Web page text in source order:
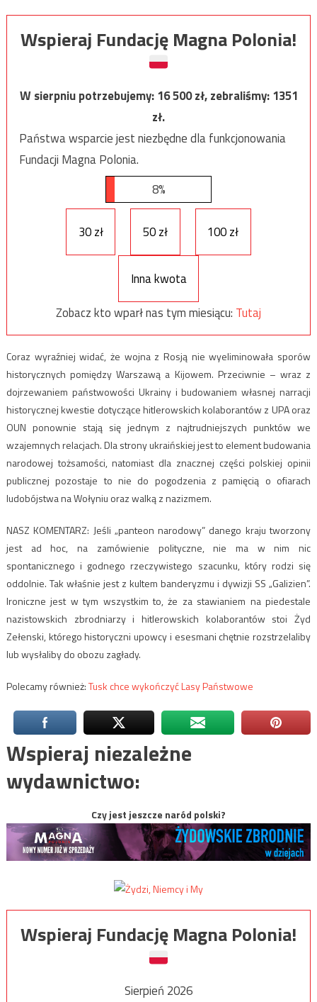
Wspieraj Fundację Magna Polonia!
W sierpniu potrzebujemy:16 500zł, zebraliśmy:1351
zł.
Państwa wsparcie jest niezbędne dla funkcjonowania
Fundacji Magna Polonia.
8%
30 zł 50 zł 100 zł
Inna kwota
Zobacz kto wparł nas tym miesiącu: Tutaj
Coraz wyraźniej widać, że wojna z Rosją nie wyeliminowała sporów
historycznych pomiędzy Warszawą a Kijowem. Przeciwnie – wraz z
dojrzewaniem państwowości Ukrainy i budowaniem własnej narracji
historycznej kwestie dotyczące hitlerowskich kolaborantów z UPA oraz
OUN ponownie stają się jednym z najtrudniejszych punktów we
wzajemnych relacjach. Dla strony ukraińskiej jest to element budowania
narodowej tożsamości, natomiast dla znacznej części polskiej opinii
publicznej pozostaje to nie do pogodzenia z pamięcią o ofiarach
ludobójstwa na Wołyniu oraz walką z nazizmem.
NASZ KOMENTARZ: Jeśli „panteon narodowy” danego kraju tworzony
jest ad hoc, na zamówienie polityczne, nie ma w nim nic
spontanicznego i godnego rzeczywistego szacunku, który rodzi się
oddolnie. Tak właśnie jest z kultem banderyzmu i dywizji SS „Galizien”.
Ironiczne jest w tym wszystkim to, że za stawianiem na piedestale
nazistowskich zbrodniarzy i hitlerowskich kolaborantów stoi Żyd
Zełenski, którego historyczni upowcy i esesmani chętnie rozstrzelaliby
lub wysłaliby do obozu zagłady.
Polecamy również:Tusk chce wykończyć Lasy Państwowe
Wspieraj niezależne
wydawnictwo:
Czy jest jeszcze naród polski?
Wspieraj Fundację Magna Polonia!
Sierpień 2026